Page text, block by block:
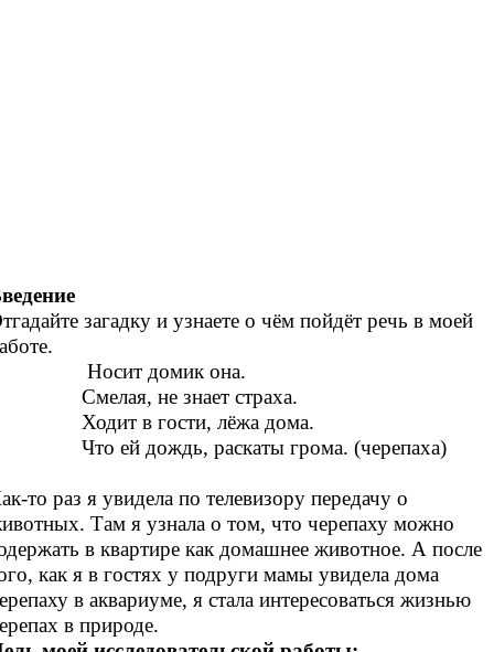
загадку и узнаете о чём пойдёт речь в моей
домик она.
не знает страха.
в гости, лёжа дома.
ей дождь, раскаты грома. (черепаха)
то раз я увидела по телевизору передачу о
Там я узнала о том, что черепаху можно
в квартире как домашнее животное. А после
как я в гостях у подруги мамы увидела дома
в аквариуме, я стала интересоваться жизнью
в природе.